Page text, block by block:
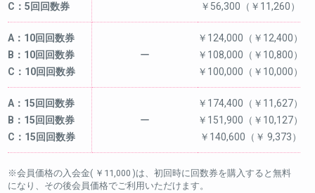
C：5回回数券
￥56,300（￥11,260）
A：10回回数券
B：10回回数券
C：10回回数券
ー
￥124,000（￥12,400）
￥108,000（￥10,800）
￥100,000（￥10,000）
A：15回回数券
B：15回回数券
C：15回回数券
ー
￥174,400（￥11,627）
￥151,900（￥10,127）
￥140,600（￥ 9,373）
※会員価格の入会金( ￥11,000 )は、初回時に回数券を購入すると無料
になり、その後会員価格でご利用いただけます。